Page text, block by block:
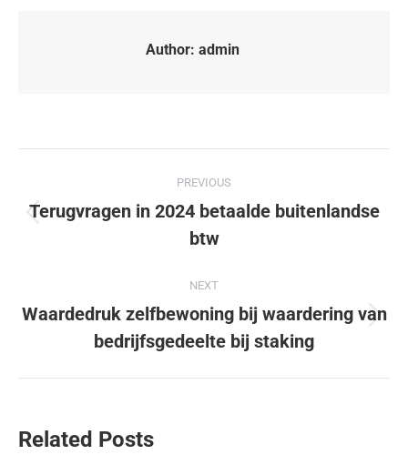
Author: admin
PREVIOUS
Terugvragen in 2024 betaalde buitenlandse
btw
NEXT
Waardedruk zelfbewoning bij waardering van
bedrijfsgedeelte bij staking
Related Posts